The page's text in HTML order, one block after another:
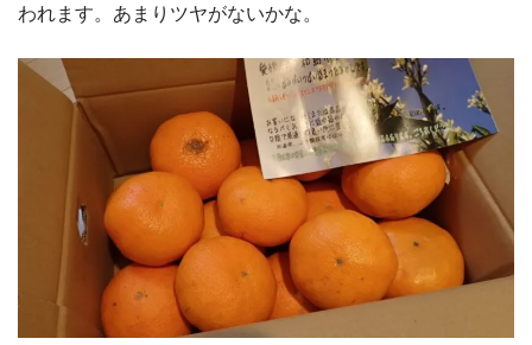
われます。あまりツヤがないかな。